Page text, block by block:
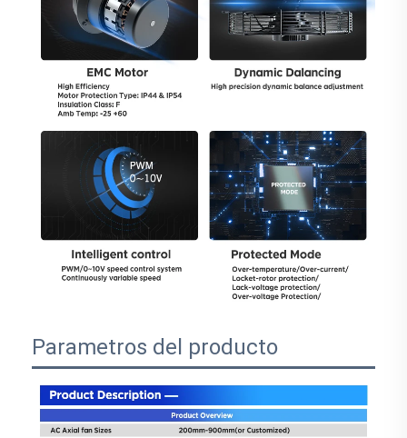
Parametros del producto